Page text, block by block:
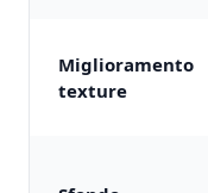
Miglioramento
texture